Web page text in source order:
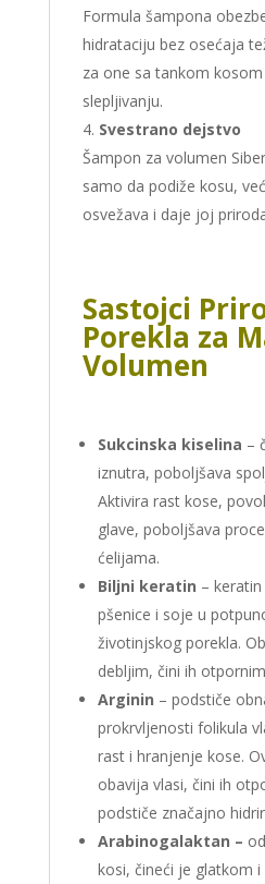
Formula šampona
hidrataciju bez osećaja
za one sa tankom
slepljivanju.
Svestrano dejstvo
Šampon za volumen
samo da podiže kosu,
osvežava i daje joj
Sastojci
Porekla za
Volumen
Sukcinska kiselina –
iznutra, poboljšava
Aktivira rast kose,
glave, poboljšava
ćelijama.
Biljni keratin –
pšenice i soje u
životinjskog porekla.
debljim, čini ih
Arginin – podstiče
prokrvljenosti folikula
rast i hranjenje kose.
obavija vlasi, čini ih
podstiče značajno
Arabinogalaktan –
kosi, čineći je glatkom